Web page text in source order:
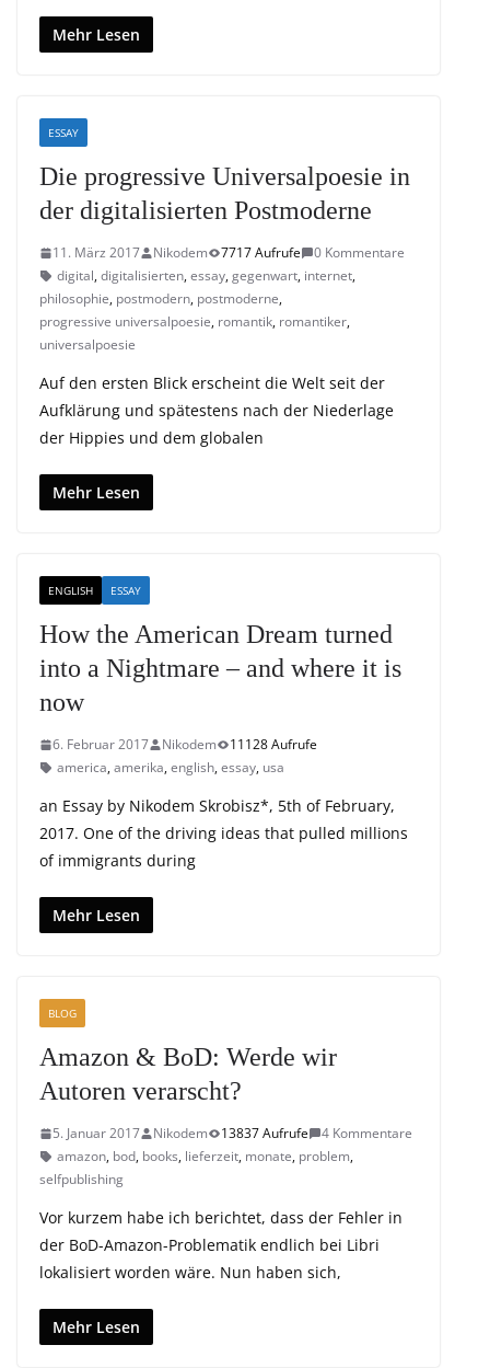
Mehr Lesen
ESSAY
Die progressive Universalpoesie in
der digitalisierten Postmoderne
11. März 2017 Nikodem 7717 Aufrufe
0 Kommentare
digital,digitalisierten,essay,gegenwart, internet,
philosophie, postmodern, postmoderne,
progressive universalpoesie, romantik, romantiker,
universalpoesie
Auf den ersten Blick erscheint die Welt seit der
Aufklärung und spätestens nach der Niederlage
der Hippies und dem globalen
Mehr Lesen
ENGLISH ESSAY
How the American Dream turned
into a Nightmare – and where it is
now
6. Februar 2017 Nikodem
11128 Aufrufe
america,amerika,english,essay, usa
an Essay by Nikodem Skrobisz*, 5th of February,
2017. One of the driving ideas that pulled millions
of immigrants during
Mehr Lesen
BLOG
Amazon & BoD: Werde wir
Autoren verarscht?
5. Januar 2017 Nikodem 13837 Aufrufe
4 Kommentare
amazon, bod, books, lieferzeit, monate, problem,
selfpublishing
Vor kurzem habe ich berichtet, dass der Fehler in
der BoD-Amazon-Problematik endlich bei Libri
lokalisiert worden wäre. Nun haben sich,
Mehr Lesen